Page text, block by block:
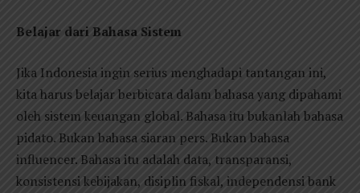
Belajar dari Bahasa Sistem
Jika Indonesia ingin serius menghadapi tantangan ini,
kita harus belajar berbicara dalam bahasa yang dipahami
oleh sistem keuangan global. Bahasa itu bukanlah bahasa
pidato. Bukan bahasa siaran pers. Bukan bahasa
influencer. Bahasa itu adalah data, transparansi,
konsistensi kebijakan, disiplin fiskal, independensi bank